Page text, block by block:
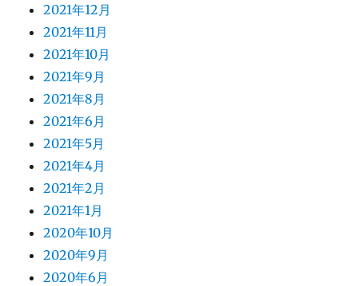
2021年12月
2021年11月
2021年10月
2021年9月
2021年8月
2021年6月
2021年5月
2021年4月
2021年2月
2021年1月
2020年10月
2020年9月
2020年6月